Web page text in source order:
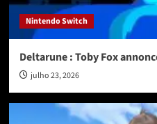
Nintendo Switch
Deltarune : Toby Fox
julho 23, 2026